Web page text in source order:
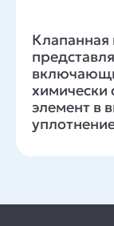
химически
элемент в